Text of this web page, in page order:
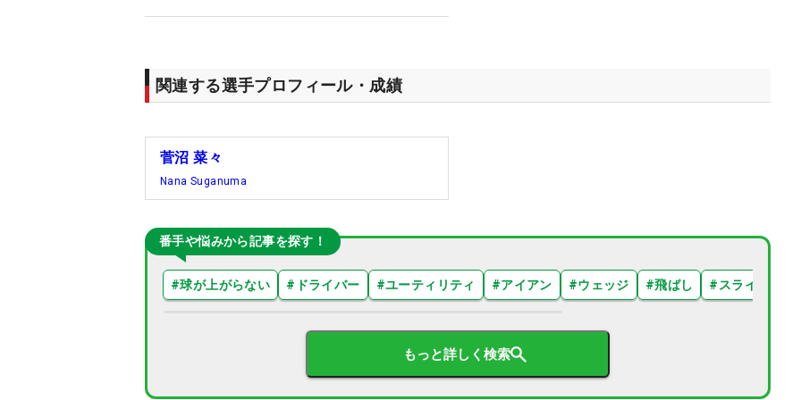
関連する選手プロフィール・成績
菅沼 菜々
Nana Suganuma
番手や悩みから記事を探す！
#球が上がらない # ドライバー #ユーティリティ #アイアン #ウェッジ #飛ばし #スライス
もっと詳しく検索